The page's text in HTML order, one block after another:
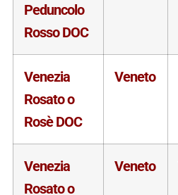
Peduncolo
Rosso DOC
Venezia
Rosato o
Rosè DOC
Veneto
Venezia
Rosato o
Veneto